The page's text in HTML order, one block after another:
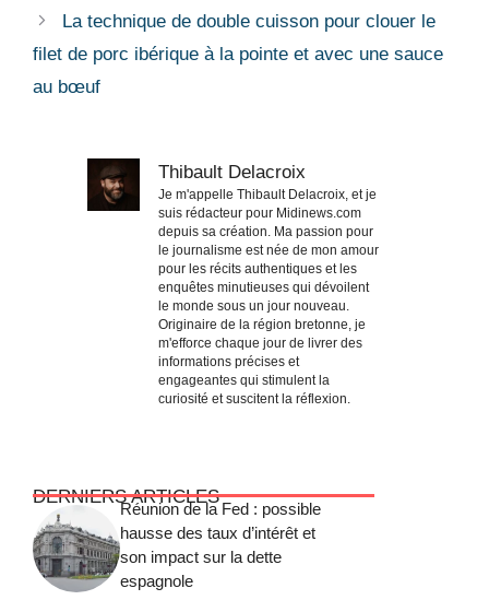
La technique de double cuisson pour clouer le
filet de porc ibérique à la pointe et avec une sauce
au bœuf
Thibault Delacroix
Je m'appelle Thibault Delacroix, et je
suis rédacteur pour Midinews.com
depuis sa création. Ma passion pour
le journalisme est née de mon amour
pour les récits authentiques et les
enquêtes minutieuses qui dévoilent
le monde sous un jour nouveau.
Originaire de la région bretonne, je
m'efforce chaque jour de livrer des
informations précises et
engageantes qui stimulent la
curiosité et suscitent la réflexion.
DERNIERS ARTICLES
Réunion de la Fed : possible
hausse des taux d’intérêt et
son impact sur la dette
espagnole